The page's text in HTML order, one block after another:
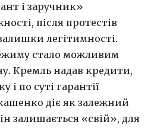
і заручник»
після протестів
легітимності.
стало можливим
Кремль надав кредити,
і по суті гарантії
діє як залежний
залишається «свій», для